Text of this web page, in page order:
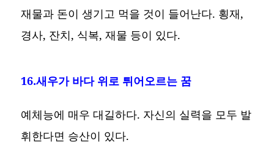
재물과 돈이 생기고 먹을 것이 들어난다. 횡재,
경사, 잔치, 식복, 재물 등이 있다.
16.새우가 바다 위로 튀어오르는 꿈
예체능에 매우 대길하다. 자신의 실력을 모두 발
휘한다면 승산이 있다.